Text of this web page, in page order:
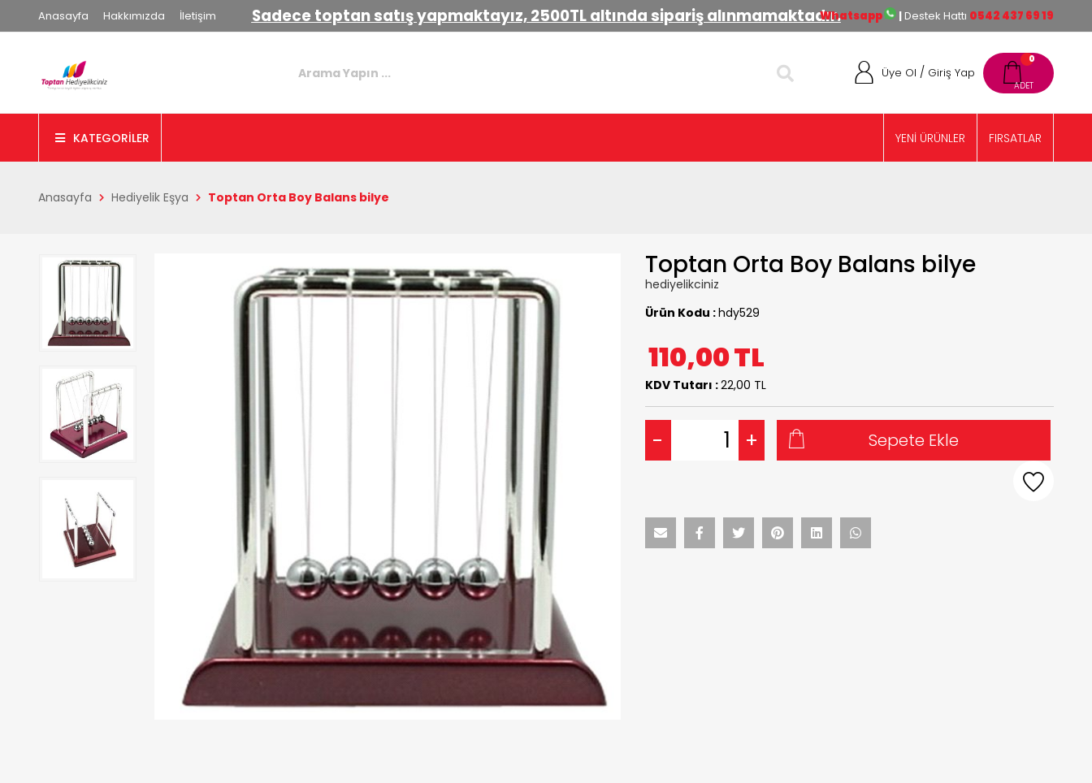
Anasayfa Hakkımızda İletişim Sadece toptan satış yapmaktayız, 2500TL altında sipariş alınmamaktadır.Whatsapp |Destek Hattı 0542 437 69 19
0
Üye Ol / Giriş Yap
KATEGORİLER FIRSATLAR
YENİ ÜRÜNLER
Anasayfa Hediyelik Eşya Toptan Orta Boy Balans bilye
Toptan Orta Boy Balans bilye
hediyelikciniz
Ürün Kodu :hdy529
110,00TL
KDV Tutarı :22,00 TL
- + Sepete Ekle